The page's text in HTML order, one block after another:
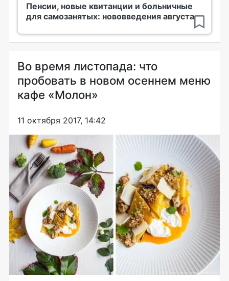
Пенсии, новые квитанции и больничные
для самозанятых: нововведения августа
Во время листопада: что
пробовать в новом осеннем меню
кафе «Молон»
11 октября 2017, 14:42